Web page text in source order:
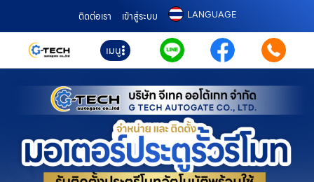
ติดต่อเรา เข้าสู่ระบบ LANGUAGE
เมนู